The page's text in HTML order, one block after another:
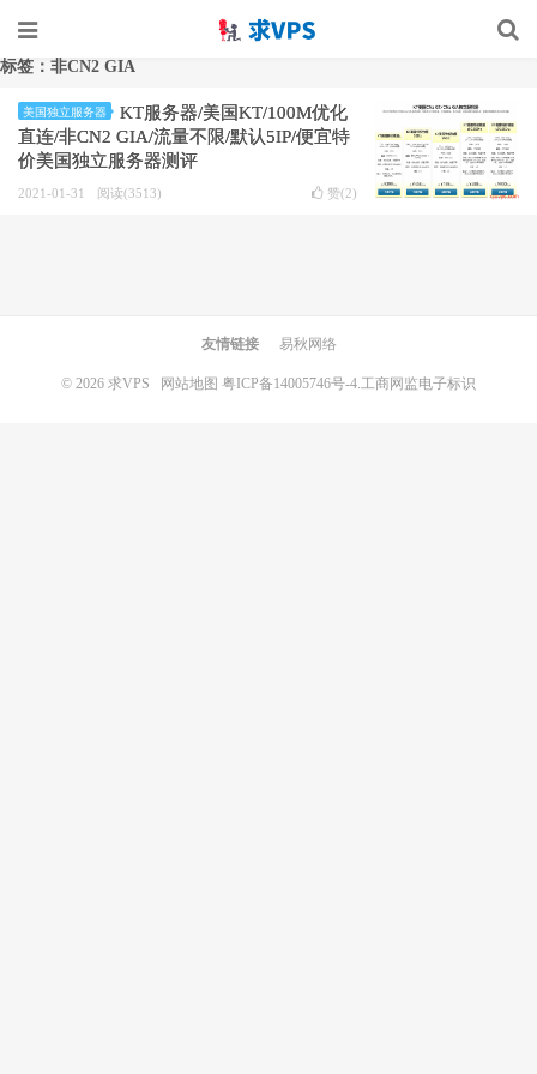
标签：非CN2 GIA
美国独立服务器
KT服务器/美国KT/100M优化
直连/非CN2 GIA/流量不限/默认5IP/便宜特
价美国独立服务器测评
2021-01-31 阅读(3513) 赞(2)
友情链接 易秋网络
© 2026 求VPS 网站地图 粤ICP备14005746号-4.工商网监电子标识